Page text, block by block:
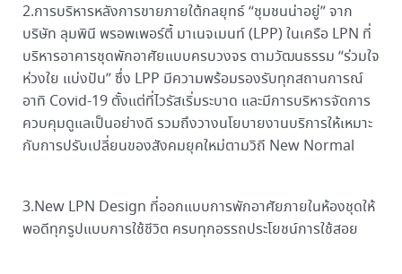
2.การบริหารหลังการขายภายใต้กลยุทธ์ “ชุมชนน่าอยู่” จาก
บริษัท ลุมพินี พรอพเพอร์ตี้ มาเนจเมนท์ (LPP) ในเครือ LPN ที่
บริหารอาคารชุดพักอาศัยแบบครบวงจร ตามวัฒนธรรม “ร่วมใจ
ห่วงใย แบ่งปัน” ซึ่ง LPP มีความพร้อมรองรับทุกสถานการณ์
อาทิ Covid-19 ตั้งแต่ที่ไวรัสเริ่มระบาด และมีการบริหารจัดการ
ควบคุมดูแลเป็นอย่างดี รวมถึงวางนโยบายงานบริการให้เหมาะ
กับการปรับเปลี่ยนของสังคมยุคใหม่ตามวิถี New Normal
3.New LPN Design ที่ออกแบบการพักอาศัยภายในห้องชุดให้
พอดีทุกรูปแบบการใช้ชีวิต ครบทุกอรรถประโยชน์การใช้สอย